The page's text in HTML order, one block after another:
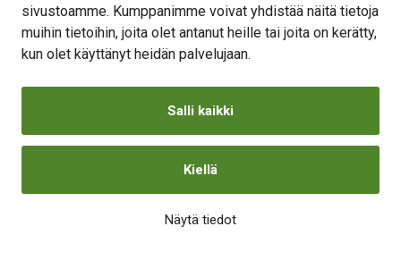
sivustoamme. Kumppanimme voivat yhdistää näitä tietoja
muihin tietoihin, joita olet antanut heille tai joita on kerätty,
kun olet käyttänyt heidän palvelujaan.
Salli kaikki
Kiellä
Näytä tiedot
Tietosuojaseloste
Evästeiden hallinta
Saavutettavuusseloste